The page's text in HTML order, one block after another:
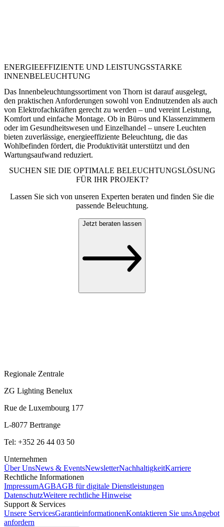
ENERGIEEFFIZIENTE UND LEISTUNGSSTARKE
INNENBELEUCHTUNG
Das Innenbeleuchtungssortiment von Thorn ist darauf ausgelegt,
den praktischen Anforderungen sowohl von Endnutzenden als auch
von Elektrofachkräften gerecht zu werden – und vereint Leistung,
Komfort und einfache Montage. Ob in Büros und Klassenzimmern
oder im Gesundheitswesen und Einzelhandel – unsere Leuchten
bieten zuverlässige, energieeffiziente Beleuchtung, die das
Wohlbefinden fördert, die Produktivität unterstützt und den
Wartungsaufwand reduziert.
SUCHEN SIE DIE OPTIMALE BELEUCHTUNGSLÖSUNG
FÜR IHR PROJEKT?
Lassen Sie sich von unseren Experten beraten und finden Sie die
passende Beleuchtung.
Jetzt beraten lassen
Regionale Zentrale
ZG Lighting Benelux
Rue de Luxembourg 177
L-8077 Bertrange
Tel: +352 26 44 03 50
Unternehmen
Über UnsNews & EventsNewsletterNachhaltigkeitKarriere
Rechtliche Informationen
ImpressumAGBAGB für digitale Dienstleistungen
DatenschutzWeitere rechtliche Hinweise
Support & Services
Unsere ServicesGarantieinformationenKontaktieren Sie unsAngebot
anfordern